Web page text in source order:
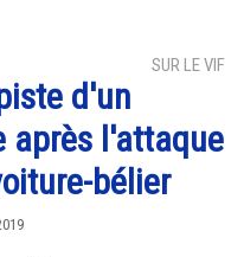
SUR LE VIF
d'un
après l'attaque
bélier